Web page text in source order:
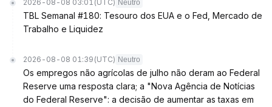
2026-08-08 03:01 (UTC) Neutro
TBL Semanal #180: Tesouro dos EUA e o Fed, Mercado de
Trabalho e Liquidez
2026-08-08 01:39 (UTC) Neutro
Os empregos não agrícolas de julho não deram ao Federal
Reserve uma resposta clara; a "Nova Agência de Notícias
do Federal Reserve": a decisão de aumentar as taxas em